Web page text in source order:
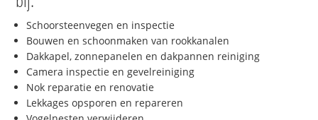
Schoorsteenvegen en inspectie
Bouwen en schoonmaken van rookkanalen
Dakkapel, zonnepanelen en dakpannen reiniging
Camera inspectie en gevelreiniging
Nok reparatie en renovatie
Lekkages opsporen en repareren